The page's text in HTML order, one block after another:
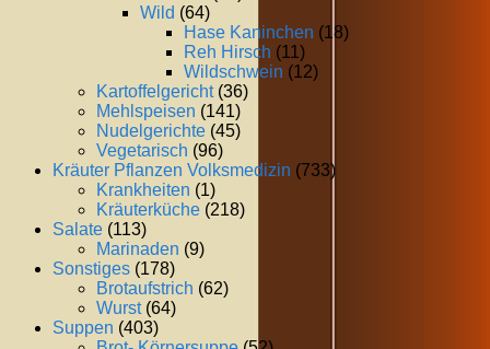
Wild (64)
Hase Kaninchen (18)
Reh Hirsch (11)
Wildschwein (12)
Kartoffelgericht(36)
Mehlspeisen (141)
Nudelgerichte (45)
Vegetarisch (96)
Kräuter Pflanzen Volksmedizin (733)
Krankheiten (1)
Kräuterküche (218)
Salate (113)
Marinaden (9)
Sonstiges (178)
Brotaufstrich (62)
Wurst(64)
Suppen (403)